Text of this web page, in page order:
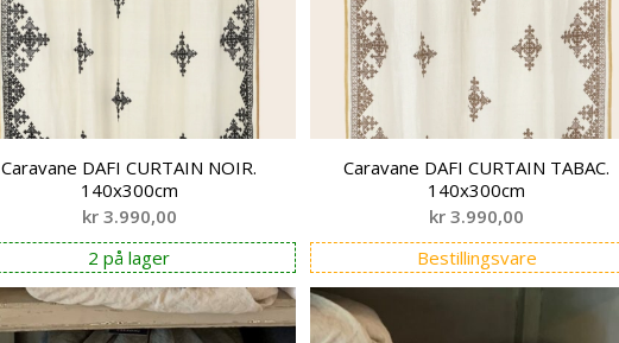
Caravane DAFI CURTAIN NOIR.
140x300cm
kr3.990,00
2 på lager
Caravane DAFI CURTAIN TABAC.
140x300cm
kr 3.990,00
Bestillingsvare